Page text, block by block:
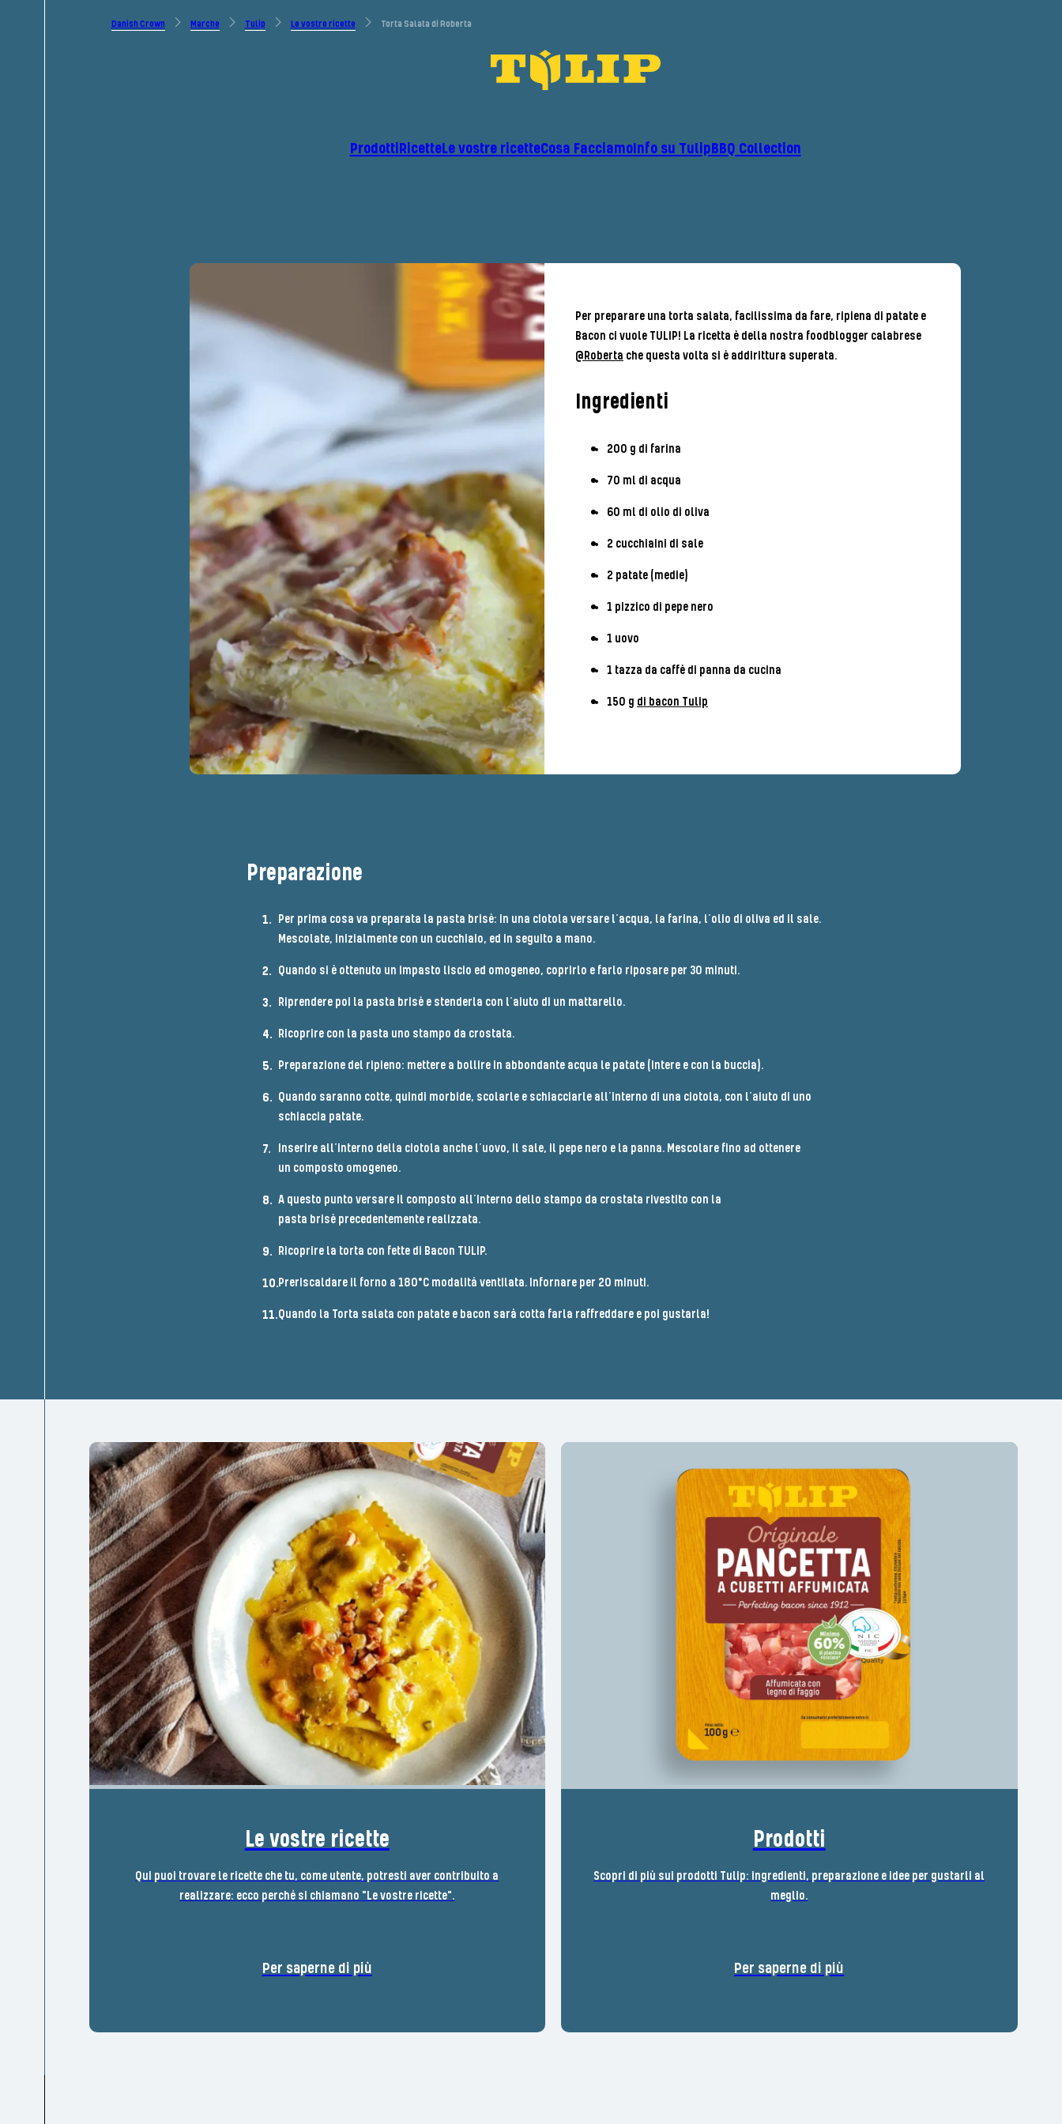
Danish Crown Marche Tulip Le vostre ricette Torta Salata di Roberta
ProdottiRicetteLe vostre ricetteCosa FacciamoInfo su TulipBBQ Collection
Per preparare una torta salata, facilissima da fare, ripiena di patate e
Bacon ci vuole TULIP! La ricetta è della nostra foodblogger calabrese
@Roberta che questa volta si è addirittura superata.
Ingredienti
200 g di farina
70 ml di acqua​
60 ml di olio di oliva​
2 cucchiaini di sale
2 patate (medie)
1 pizzico di pepe nero
1 uovo
1 tazza da caffè di panna da cucina
150 g di bacon Tulip
Preparazione
Per prima cosa va preparata la pasta brisè: in una ciotola versare l’acqua, la farina, l’olio di oliva ed il sale.
Mescolate, inizialmente con un cucchiaio, ed in seguito a mano.​
Quando si è ottenuto un impasto liscio ed omogeneo, coprirlo e farlo riposare per 30 minuti.​
Riprendere poi la pasta brisè e stenderla con l’aiuto di un mattarello.​
Ricoprire con la pasta uno stampo da crostata.​
Preparazione del ripieno: mettere a bollire in abbondante acqua le patate (intere e con la buccia).​
Quando saranno cotte, quindi morbide, scolarle e schiacciarle all’interno di una ciotola, con l’aiuto di uno
schiaccia patate.​
Inserire all’interno della ciotola anche l’uovo, il sale, il pepe nero e la panna. Mescolare fino ad ottenere
un composto omogeneo.​
A questo punto versare il composto all’interno dello stampo da crostata rivestito con la
pasta brisè precedentemente realizzata.​
Ricoprire la torta con fette di Bacon TULIP.​
Preriscaldare il forno a 180°C modalità ventilata. Infornare per 20 minuti.​
Quando la Torta salata con patate e bacon sarà cotta farla raffreddare e poi gustarla!
Le vostre ricette
Qui puoi trovare le ricette che tu, come utente, potresti aver contribuito a
realizzare: ecco perché si chiamano "Le vostre ricette".
Per saperne di più
Prodotti
Scopri di più sui prodotti Tulip: ingredienti, preparazione e idee per gustarli al
meglio.
Per saperne di più